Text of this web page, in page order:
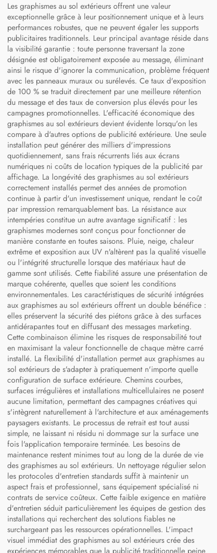
Les graphismes au sol extérieurs offrent une valeur
exceptionnelle grâce à leur positionnement unique et à leurs
performances robustes, que ne peuvent égaler les supports
publicitaires traditionnels. Leur principal avantage réside dans
la visibilité garantie : toute personne traversant la zone
désignée est obligatoirement exposée au message, éliminant
ainsi le risque d'ignorer la communication, problème fréquent
avec les panneaux muraux ou surélevés. Ce taux d'exposition
de 100 % se traduit directement par une meilleure rétention
du message et des taux de conversion plus élevés pour les
campagnes promotionnelles. L'efficacité économique des
graphismes au sol extérieurs devient évidente lorsqu'on les
compare à d'autres options de publicité extérieure. Une seule
installation peut générer des milliers d'impressions
quotidiennement, sans frais récurrents liés aux écrans
numériques ni coûts de location typiques de la publicité par
affichage. La longévité des graphismes au sol extérieurs
correctement installés permet des années de promotion
continue à partir d'un investissement unique, rendant le coût
par impression remarquablement bas. La résistance aux
intempéries constitue un autre avantage significatif : les
graphismes modernes sont conçus pour fonctionner de
manière constante en toutes saisons. Pluie, neige, chaleur
extrême et exposition aux UV n'altèrent pas la qualité visuelle
ou l'intégrité structurelle lorsque des matériaux haut de
gamme sont utilisés. Cette fiabilité assure une présentation de
marque cohérente, quelles que soient les conditions
environnementales. Les caractéristiques de sécurité intégrées
aux graphismes au sol extérieurs offrent un double bénéfice :
elles préservent la sécurité des piétons grâce à des surfaces
antidérapantes tout en diffusant des messages marketing.
Cette combinaison élimine les risques de responsabilité tout
en maximisant la valeur fonctionnelle de chaque mètre carré
installé. La flexibilité d'installation permet aux graphismes au
sol extérieurs de s'adapter à pratiquement n'importe quelle
configuration de surface extérieure. Chemins courbes,
surfaces irrégulières et installations multicellulaires ne posent
aucune limitation, permettant des campagnes créatives qui
s'intègrent naturellement à l'architecture et aux aménagements
paysagers existants. Le processus de retrait est tout aussi
simple, ne laissant ni résidu ni dommage sur la surface une
fois l'application temporaire terminée. Les besoins de
maintenance restent minimes tout au long de la durée de vie
des graphismes au sol extérieurs. Un nettoyage régulier selon
les protocoles d'entretien standards suffit à maintenir un
aspect frais et professionnel, sans équipement spécialisé ni
contrats de service coûteux. Cette faible exigence en matière
d'entretien séduit particulièrement les équipes de gestion des
installations qui recherchent des solutions fiables ne
surchargeant pas les ressources opérationnelles. L'impact
visuel immédiat des graphismes au sol extérieurs crée des